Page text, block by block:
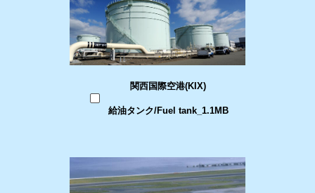
関西国際空港(KIX)
給油タンク/Fuel tank_1.1MB